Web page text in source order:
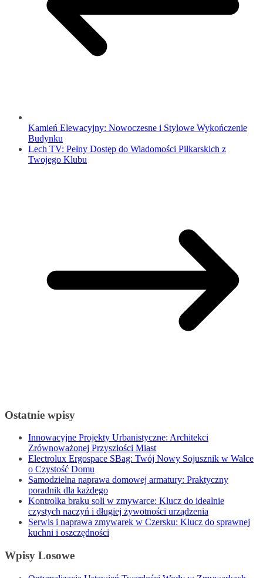
Kamień Elewacyjny: Nowoczesne i Stylowe Wykończenie
Budynku
Lech TV: Pełny Dostęp do Wiadomości Piłkarskich z
Twojego Klubu
Ostatnie wpisy
Innowacyjne Projekty Urbanistyczne: Architekci
Zrównoważonej Przyszłości Miast
Electrolux Ergospace SBag: Twój Nowy Sojusznik w Walce
o Czystość Domu
Samodzielna naprawa domowej armatury: Praktyczny
poradnik dla każdego
Kontrolka braku soli w zmywarce: Klucz do idealnie
czystych naczyń i długiej żywotności urządzenia
Serwis i naprawa zmywarek w Czersku: Klucz do sprawnej
kuchni i oszczędności
Wpisy Losowe